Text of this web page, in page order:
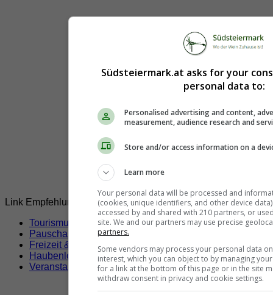
Link Empfehlungen
Tourismusverbände
Pauschalangebote
Freizeit & Sport
Haubenlokale
Veranstaltungen
Südsteiermark.at asks for your
personal data to:
Personalised advertising and content,
measurement, audience research and
Store and/or access information on a
Learn more
Your personal data will be processed and
(cookies, unique identifiers, and other device
accessed by and shared with 210 partners, or
site. We and our partners may use precise
partners.
Some vendors may process your personal data
interest, which you can object to by managing
for a link at the bottom of this page or in the site
withdraw consent in privacy and cookie settings.